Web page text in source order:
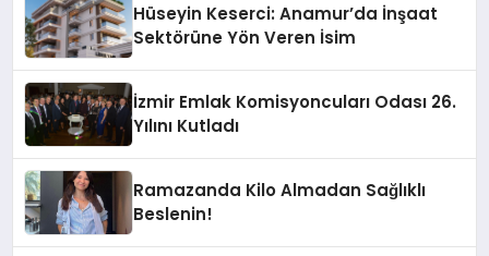
Hüseyin Keserci: Anamur’da İnşaat
Sektörüne Yön Veren İsim
İzmir Emlak Komisyoncuları Odası 26.
Yılını Kutladı
Ramazanda Kilo Almadan Sağlıklı
Beslenin!